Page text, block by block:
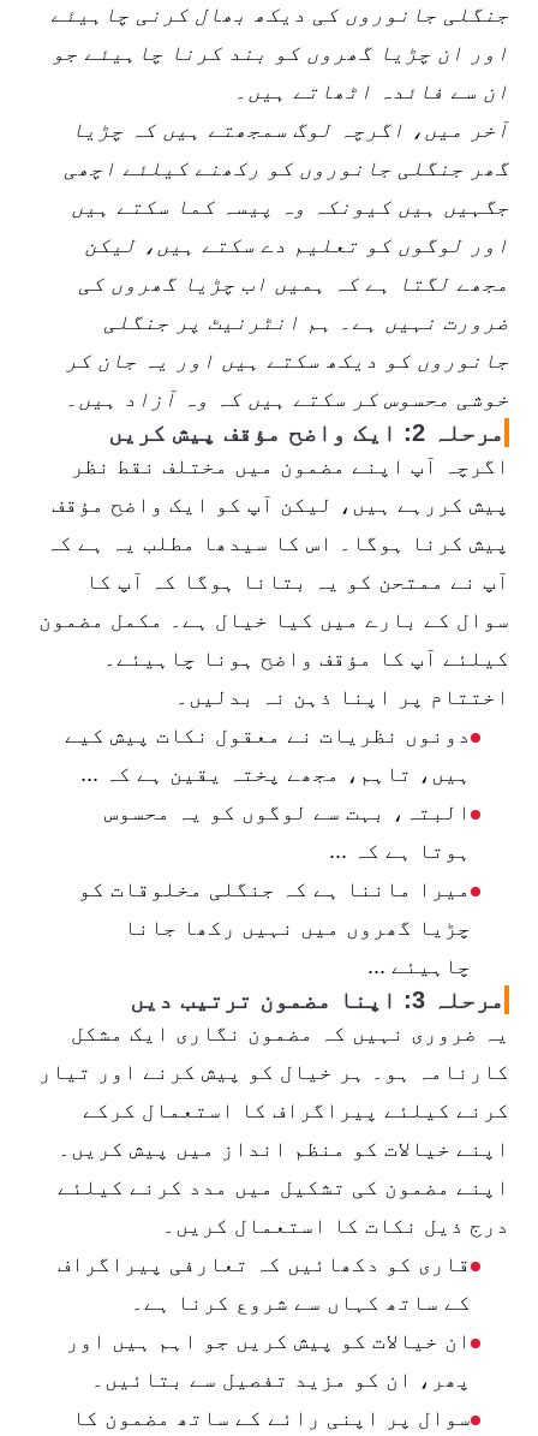
جنگلی جانوروں کی دیکھ بھال کرنی چاہیئے
اور ان چڑیا گھروں کو بند کرنا چاہیئے جو
ان سے فائدہ اٹھاتے ہیں۔
آخر میں، اگرچہ لوگ سمجھتے ہیں کہ چڑیا
گھر جنگلی جانوروں کو رکھنے کیلئے اچھی
جگہیں ہیں کیونکہ وہ پیسہ کما سکتے ہیں
اور لوگوں کو تعلیم دے سکتے ہیں، لیکن
مجھے لگتا ہے کہ ہمیں اب چڑیا گھروں کی
ضرورت نہیں ہے۔ ہم انٹرنیٹ پر جنگلی
جانوروں کو دیکھ سکتے ہیں اور یہ جان کر
خوشی محسوس کر سکتے ہیں کہ وہ آزاد ہیں۔
مرحلہ 2: ایک واضح مؤقف پیش کریں
اگرچہ آپ اپنے مضمون میں مختلف نقط نظر
پیش کررہے ہیں، لیکن آپ کو ایک واضح مؤقف
پیش کرنا ہوگا۔ اس کا سیدھا مطلب یہ ہے کہ
آپ نے ممتحن کو یہ بتانا ہوگا کہ آپ کا
سوال کے بارے میں کیا خیال ہے۔ مکمل مضمون
کیلئے آپ کا مؤقف واضح ہونا چاہیئے۔
اختتام پر اپنا ذہن نہ بدلیں۔
دونوں نظریات نے معقول نکات پیش کیے
ہیں، تاہم، مجھے پختہ یقین ہے کہ ...
البتہ، بہت سے لوگوں کو یہ محسوس
ہوتا ہے کہ ...
میرا ماننا ہے کہ جنگلی مخلوقات کو
چڑیا گھروں میں نہیں رکھا جانا
چاہیئے ...
مرحلہ 3: اپنا مضمون ترتیب دیں
یہ ضروری نہیں کہ مضمون نگاری ایک مشکل
کارنامہ ہو۔ ہر خیال کو پیش کرنے اور تیار
کرنے کیلئے پیراگراف کا استعمال کرکے
اپنے خیالات کو منظم انداز میں پیش کریں۔
اپنے مضمون کی تشکیل میں مدد کرنے کیلئے
درج ذیل نکات کا استعمال کریں۔
قاری کو دکھائیں کہ تعارفی پیراگراف
کے ساتھ کہاں سے شروع کرنا ہے۔
ان خیالات کو پیش کریں جو اہم ہیں اور
پھر، ان کو مزید تفصیل سے بتائیں۔
سوال پر اپنی رائے کے ساتھ مضمون کا